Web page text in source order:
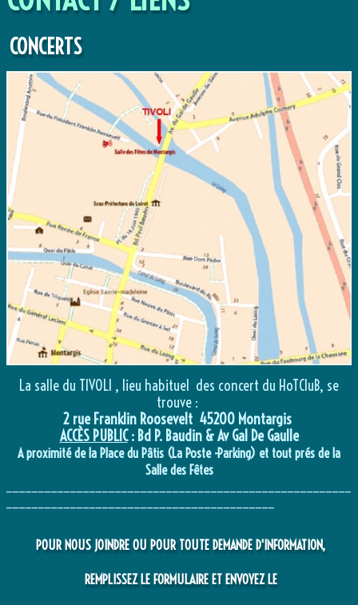
CONCERTS
La salle du TIVOLI , lieu habituel des concert du HoTCluB, se
trouve :
2 rue Franklin Roosevelt 45200 Montargis
ACCÈS PUBLIC: Bd P. Baudin & Av Gal De Gaulle
A proximité de la Place du Pâtis (La Poste -Parking) et tout prés de la
Salle des Fêtes
POUR NOUS JOINDRE OU POUR TOUTE DEMANDE D'INFORMATION,
REMPLISSEZ LE FORMULAIRE ET ENVOYEZ LE